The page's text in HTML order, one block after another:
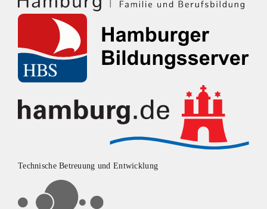
Technische Betreuung und Entwicklung